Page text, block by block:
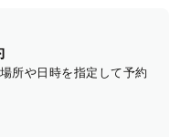
所や日時を指定して予約